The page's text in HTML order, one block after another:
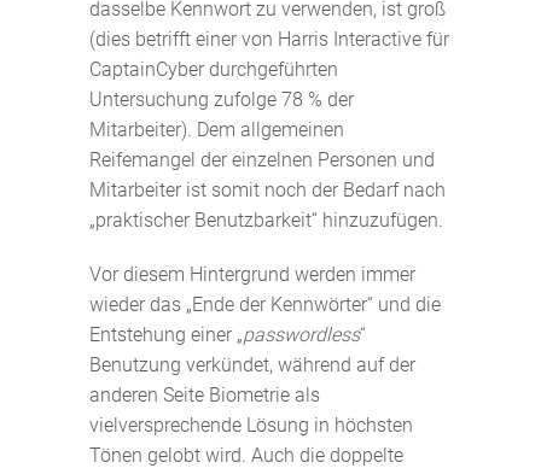
dasselbe Kennwort zu verwenden, ist groß
(dies betrifft einer von Harris Interactive für
CaptainCyber durchgeführten
Untersuchung zufolge 78 % der
Mitarbeiter). Dem allgemeinen
Reifemangel der einzelnen Personen und
Mitarbeiter ist somit noch der Bedarf nach
„praktischer Benutzbarkeit“ hinzuzufügen.
Vor diesem Hintergrund werden immer
wieder das „Ende der Kennwörter“ und die
Entstehung einer „passwordless“
Benutzung verkündet, während auf der
anderen Seite Biometrie als
vielversprechende Lösung in höchsten
Tönen gelobt wird. Auch die doppelte